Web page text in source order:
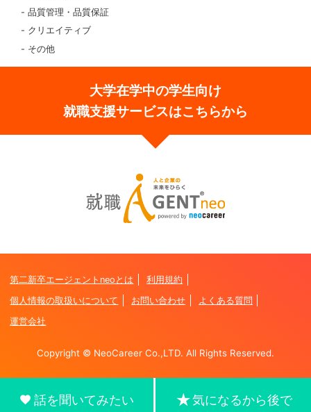
話を聞いてみたい 気になるから後で
品質管理・品質保証
クリエイティブ
その他
大学在学中の学生向け
就職支援サービスはこちらから
第二新卒エージェントneoとは
利用規約
個人情報の取扱いについて
お問い合わせ
よくある質問
運営会社
Copyright © NeoCareer Co.,LTD. All Rights Reserved.